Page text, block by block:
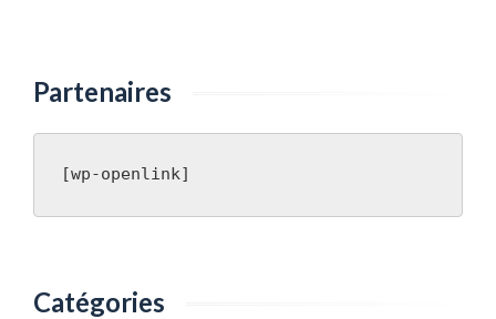
Partenaires
[wp-openlink]
Catégories